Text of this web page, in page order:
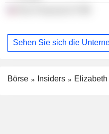
Sehen Sie sich die
Börse Insiders